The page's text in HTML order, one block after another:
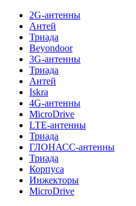
2G-антенны
Антей
Триада
Beyondoor
3G-антенны
Триада
Антей
Iskra
4G-антенны
MicroDrive
LTE-антенны
Триада
ГЛОНАСС-антенны
Триада
Корпуса
Инжекторы
MicroDrive